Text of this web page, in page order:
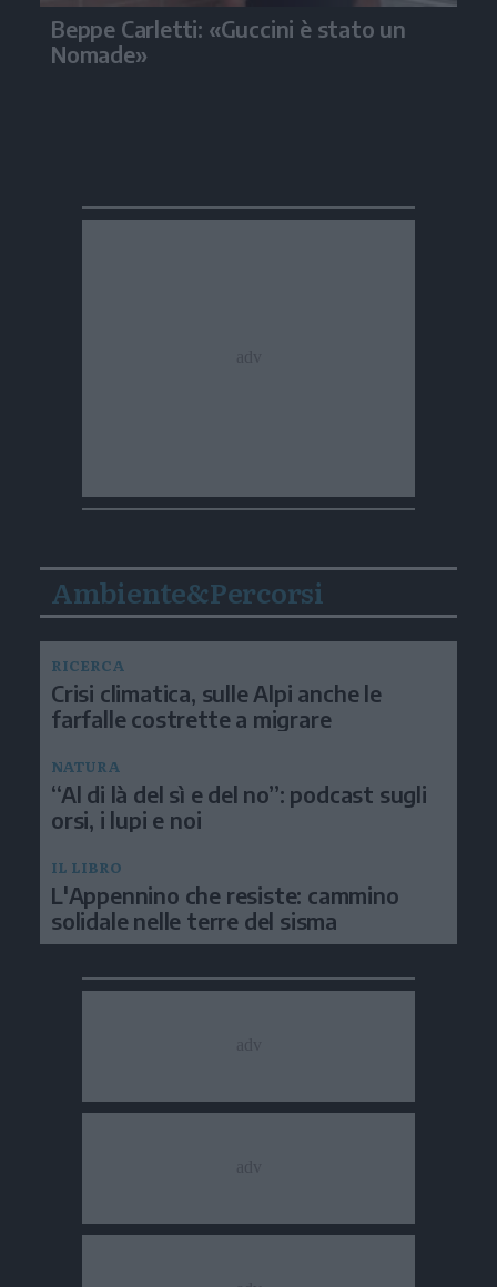
Beppe Carletti: «Guccini è stato un
Nomade»
Ambiente&Percorsi
RICERCA
Crisi climatica, sulle Alpi anche le
farfalle costrette a migrare
NATURA
“Al di là del sì e del no”: podcast sugli
orsi, i lupi e noi
IL LIBRO
L'Appennino che resiste: cammino
solidale nelle terre del sisma